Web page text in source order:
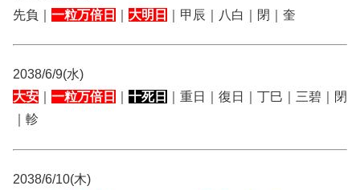
先負｜ 一粒万倍日 大明日 ｜甲辰｜八白｜閉｜奎
2038/6/9(水)
大安
一粒万倍日 十死日
｜重日｜復日｜丁巳｜三碧｜閉
｜軫
2038/6/10(木)